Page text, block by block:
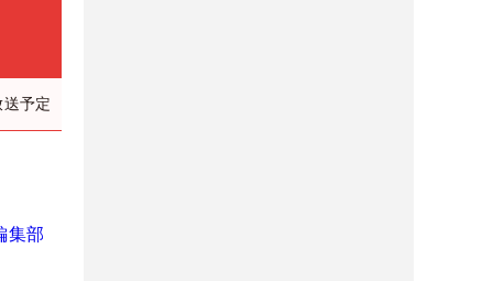
予定
集部